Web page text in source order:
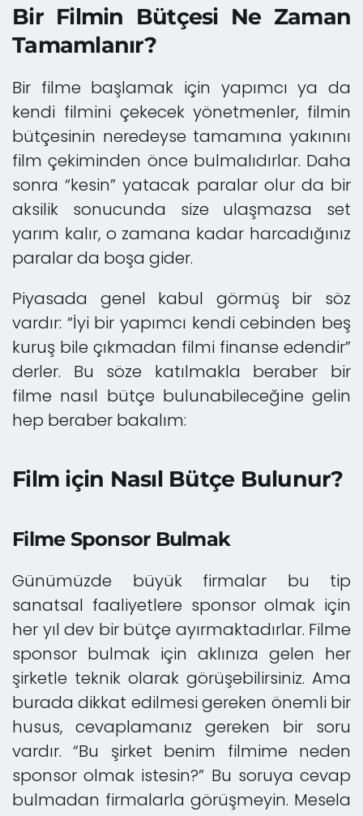
Bir Filmin Bütçesi Ne Zaman
Tamamlanır?
Bir filme başlamak için yapımcı ya da
kendi filmini çekecek yönetmenler, filmin
bütçesinin neredeyse tamamına yakınını
film çekiminden önce bulmalıdırlar. Daha
sonra “kesin” yatacak paralar olur da bir
aksilik sonucunda size ulaşmazsa set
yarım kalır, o zamana kadar harcadığınız
paralar da boşa gider.
Piyasada genel kabul görmüş bir söz
vardır: “İyi bir yapımcı kendi cebinden beş
kuruş bile çıkmadan filmi finanse edendir”
derler. Bu söze katılmakla beraber bir
filme nasıl bütçe bulunabileceğine gelin
hep beraber bakalım:
Film için Nasıl Bütçe Bulunur?
Filme Sponsor Bulmak
Günümüzde büyük firmalar bu tip
sanatsal faaliyetlere sponsor olmak için
her yıl dev bir bütçe ayırmaktadırlar. Filme
sponsor bulmak için aklınıza gelen her
şirketle teknik olarak görüşebilirsiniz. Ama
burada dikkat edilmesi gereken önemli bir
husus, cevaplamanız gereken bir soru
vardır. “Bu şirket benim filmime neden
sponsor olmak istesin?” Bu soruya cevap
bulmadan firmalarla görüşmeyin. Mesela